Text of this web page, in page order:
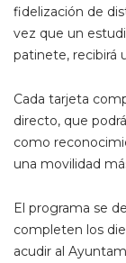
fidelización de
vez que un
patinete, recibirá
Cada tarjeta
directo, que
como
una movilidad
El programa se
completen los
acudir al